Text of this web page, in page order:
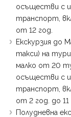
осъществи с
транспорт,
от 12 год.
Eкскурзия до
такси) на
малко от 20
осъществи с
транспорт,
от 2 год. до 11
Полудневна